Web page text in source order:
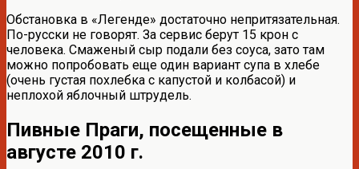
Обстановка в «Легенде» достаточно непритязательная.
По-русски не говорят. За сервис берут 15 крон с
человека. Смаженый сыр подали без соуса, зато там
можно попробовать еще один вариант супа в хлебе
(очень густая похлебка с капустой и колбасой) и
неплохой яблочный штрудель.
Пивные Праги, посещенные в
августе 2010 г.